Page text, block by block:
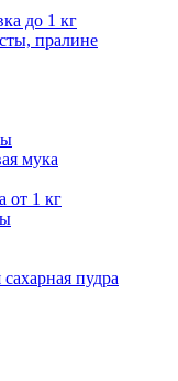
до 1 кг
пралине
мука
от 1 кг
пудра